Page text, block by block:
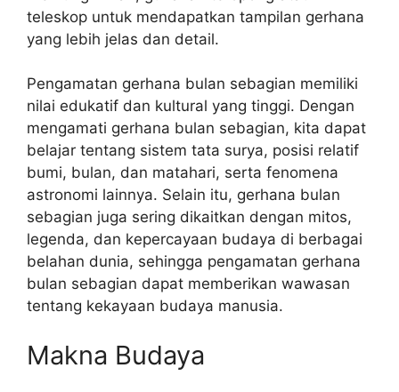
teleskop untuk mendapatkan tampilan gerhana
yang lebih jelas dan detail.
Pengamatan gerhana bulan sebagian memiliki
nilai edukatif dan kultural yang tinggi. Dengan
mengamati gerhana bulan sebagian, kita dapat
belajar tentang sistem tata surya, posisi relatif
bumi, bulan, dan matahari, serta fenomena
astronomi lainnya. Selain itu, gerhana bulan
sebagian juga sering dikaitkan dengan mitos,
legenda, dan kepercayaan budaya di berbagai
belahan dunia, sehingga pengamatan gerhana
bulan sebagian dapat memberikan wawasan
tentang kekayaan budaya manusia.
Makna Budaya